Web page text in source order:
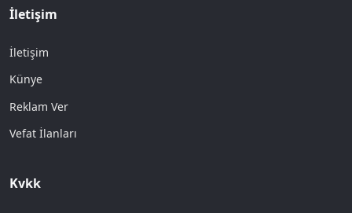
İletişim
İletişim
Künye
Reklam Ver
Vefat İlanları
Kvkk